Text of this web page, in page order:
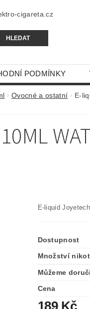
cigareta.cz
PODMÍNKY
Ovocné a ostatní
E-
E-liquid
Dostupnost
Množství
Můžeme
Cena
189 Kč